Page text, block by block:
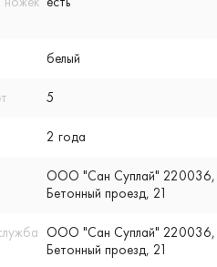
белый
5
2 года
ООО "Сан Суплай" 220036,
Бетонный проезд, 21
ООО "Сан Суплай" 220036,
Бетонный проезд, 21